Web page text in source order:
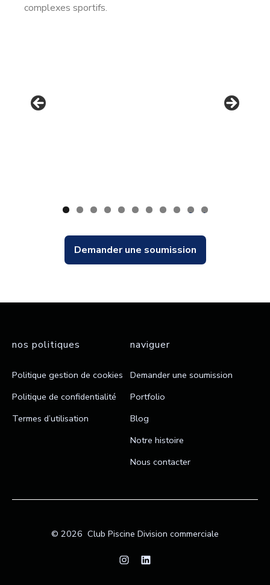
complexes sportifs.
0 1
Demander une soumission
nos politiques
Politique gestion de cookies
Politique de confidentialité
Termes d’utilisation
naviguer
Demander une soumission
Portfolio
Blog
Notre histoire
Nous contacter
© 2026 Club Piscine Division commerciale